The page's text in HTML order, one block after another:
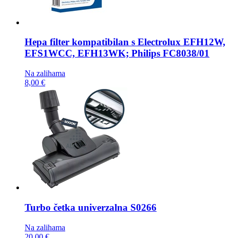
Hepa filter kompatibilan s Electrolux EFH12W,
EFS1WCC, EFH13WK; Philips FC8038/01
Na zalihama
8,00 €
Turbo četka univerzalna S0266
Na zalihama